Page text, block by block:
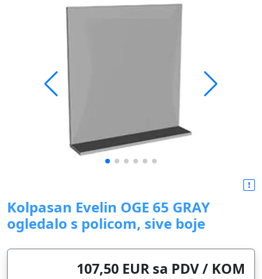
Kolpasan Evelin OGE 65 GRAY
ogledalo s policom, sive boje
107,50 EUR sa PDV / KOM